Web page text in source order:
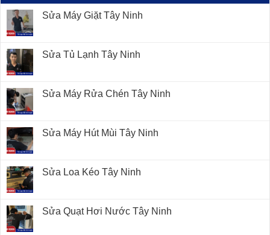
Sửa Máy Giặt Tây Ninh
Sửa Tủ Lạnh Tây Ninh
Sửa Máy Rửa Chén Tây Ninh
Sửa Máy Hút Mùi Tây Ninh
Sửa Loa Kéo Tây Ninh
Sửa Quạt Hơi Nước Tây Ninh